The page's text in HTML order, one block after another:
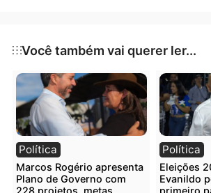
Categorias
Esporte
Você também vai querer ler...